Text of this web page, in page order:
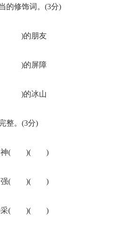
的修饰词。(3分)
的朋友
的屏障
的冰山
整。(3分)
神( )( )
强( )( )
采( )( )